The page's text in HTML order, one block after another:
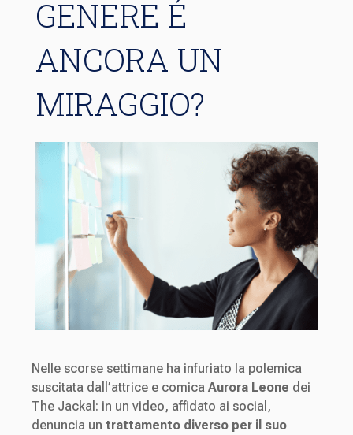
GENERE É
ANCORA UN
MIRAGGIO?
Nelle scorse settimane ha infuriato la polemica
suscitata dall’attrice e comica Aurora Leone dei
The Jackal: in un video, affidato ai social,
denuncia un trattamento diverso per il suo